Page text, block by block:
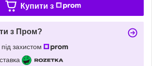
Купити з
з Пром?
захистом